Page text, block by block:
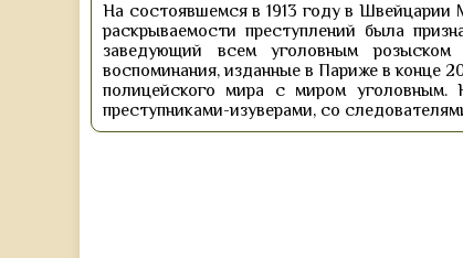
На состоявшемся в 1913 году в
раскрываемости преступлений была
заведующий всем уголовным
воспоминания, изданные в Париже в конце
полицейского мира с миром уголовным.
преступниками-изуверами, со